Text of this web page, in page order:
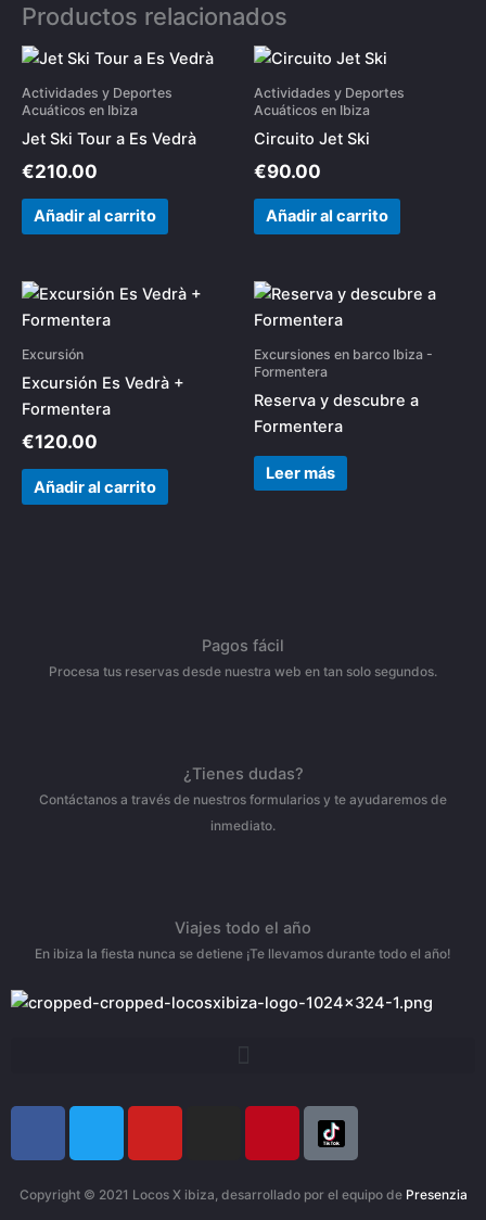
Productos relacionados
Actividades y Deportes
Acuáticos en Ibiza
Jet Ski Tour a Es Vedrà
€210.00
Añadir al carrito
Actividades y Deportes
Acuáticos en Ibiza
Circuito Jet Ski
€90.00
Añadir al carrito
Excursión
Excursión Es Vedrà +
Formentera
€120.00
Añadir al carrito
Excursiones en barco Ibiza -
Formentera
Reserva y descubre a
Formentera
Leer más
Pagos fácil
Procesa tus reservas desde nuestra web en tan solo segundos.
¿Tienes dudas?
Contáctanos a través de nuestros formularios y te ayudaremos de
inmediato.
Viajes todo el año
En ibiza la fiesta nunca se detiene ¡Te llevamos durante todo el año!
e
t
t
t
t
Copyright © 2021 Locos X ibiza, desarrollado por el equipo de Presenzia